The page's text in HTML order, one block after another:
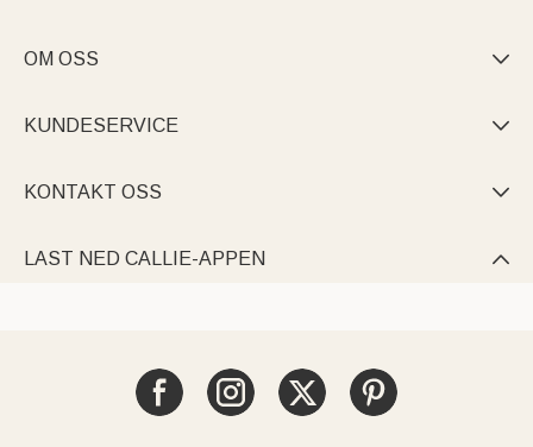
OM OSS 
KUNDESERVICE 
KONTAKT OSS 
LAST NED CALLIE-APPEN 